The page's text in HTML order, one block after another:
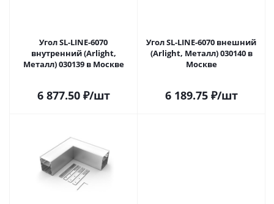
Угол SL-LINE-6070
внутренний (Arlight,
Металл) 030139 в Москве
6 877.50₽/шт
Угол SL-LINE-6070 внешний
(Arlight, Металл) 030140 в
Москве
6 189.75₽/шт